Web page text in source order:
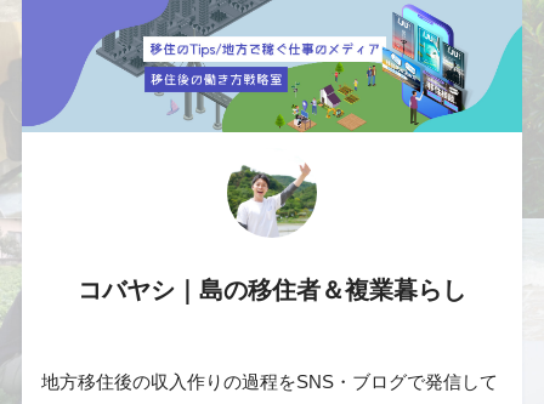
コバヤシ｜島の移住者＆複業暮らし
地方移住後の収入作りの過程をSNS・ブログで発信して